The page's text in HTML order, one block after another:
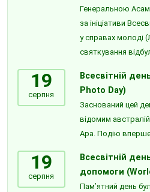
Генеральною
за ініціативи
у справах молоді
святкування
19
серпня
Всесвітній
Photo Day)
Заснований цей
відомим
Ара. Подію вперше
19
серпня
Всесвітній
допомоги
Пам’ятний день